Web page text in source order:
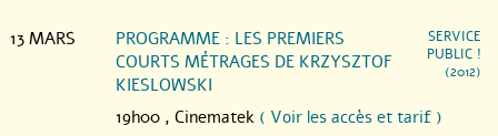
13 MARS
PROGRAMME : LES PREMIERS
COURTS MÉTRAGES DE KRZYSZTOF
KIESLOWSKI
SERVICE
PUBLIC !
(2012)
19h00 , Cinematek ( Voir les accès et tarif )